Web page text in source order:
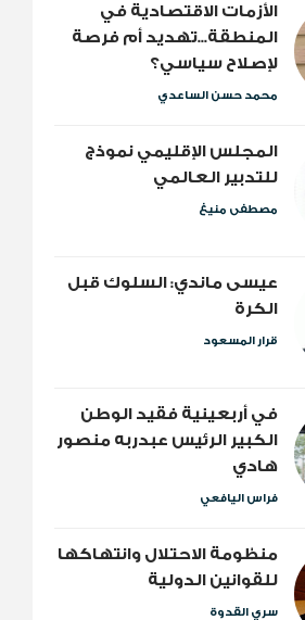
الأزمات الاقتصادية في
المنطقة...تهديد أم فرصة
لإصلاح سياسي؟
محمد حسن الساعدي
المجلس الإقليمي نموذج
للتدبير العالمي
مصطفى منيغ
عيسى ماندي: السلوك قبل
الكرة
قرار المسعود
​في أربعينية فقيد الوطن
الكبير الرئيس عبدربه منصور
هادي
فراس اليافعي
منظومة الاحتلال وانتهاكها
للقوانين الدولية
سري القدوة